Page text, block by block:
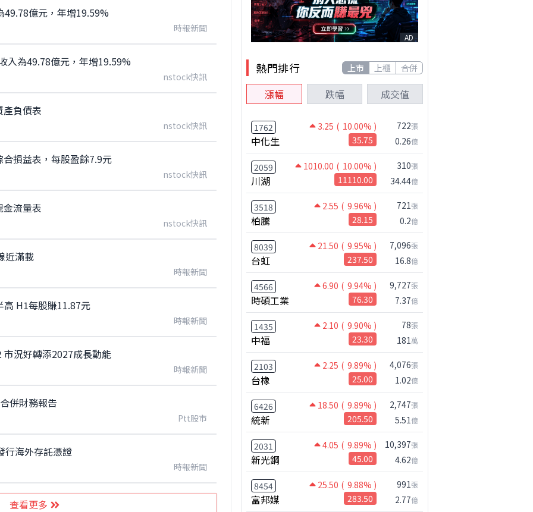
億元，年增19.59%
時報新聞
入為49.78億元，年增19.59%
nstock快訊
負債表
nstock快訊
損益表，每股盈餘7.9元
nstock快訊
流量表
nstock快訊
近滿載
時報新聞
H1每股賺11.87元
時報新聞
況好轉添2027成長動能
時報新聞
第二季合併財務報告
Ptt股市
行海外存託憑證
時報新聞
查看更多
AD
熱門排行 上市 上櫃 合併
漲幅 跌幅 成交值
1762 3.25 ( 10.00% )
中化生 35.75
722張
0.26億
2059 1010.00 ( 10.00% )
川湖 11110.00
310張
34.44億
3518 2.55 ( 9.96% )
柏騰 28.15
721張
0.2億
8039 21.50 ( 9.95% )
台虹 237.50
7,096張
16.8億
4566 6.90 ( 9.94% )
時碩工業 76.30
9,727張
7.37億
1435 2.10 ( 9.90% )
中福 23.30
78張
181萬
2103 2.25 ( 9.89% )
台橡 25.00
4,076張
1.02億
6426 18.50 ( 9.89% )
統新 205.50
2,747張
5.51億
2031 4.05 ( 9.89% )
新光鋼 45.00
10,397張
4.62億
8454 25.50 ( 9.88% )
富邦媒 283.50
991張
2.77億